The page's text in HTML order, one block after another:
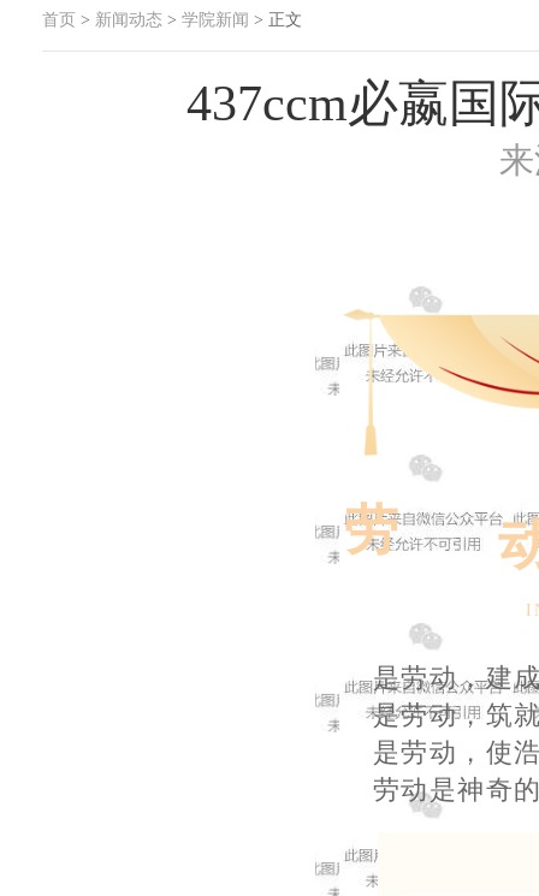
首页 > 新闻动态 > 学院新闻 > 正文
437ccm必嬴国
劳
是劳动，建
是劳动，筑
是劳动，使
劳动是神奇